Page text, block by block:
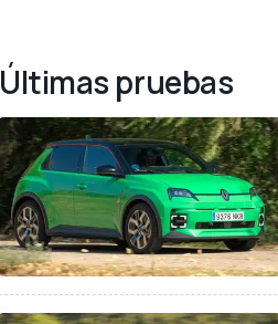
Últimas pruebas